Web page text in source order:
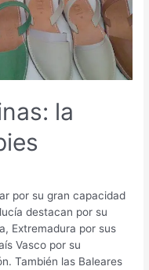
la
por su gran capacidad
destacan por su
Extremadura por sus
Vasco por su
También las Baleares